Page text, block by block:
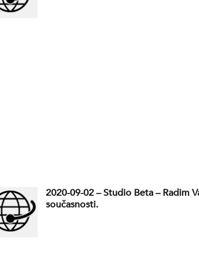
2020-09-02 – Studio Beta – Radim
současnosti.